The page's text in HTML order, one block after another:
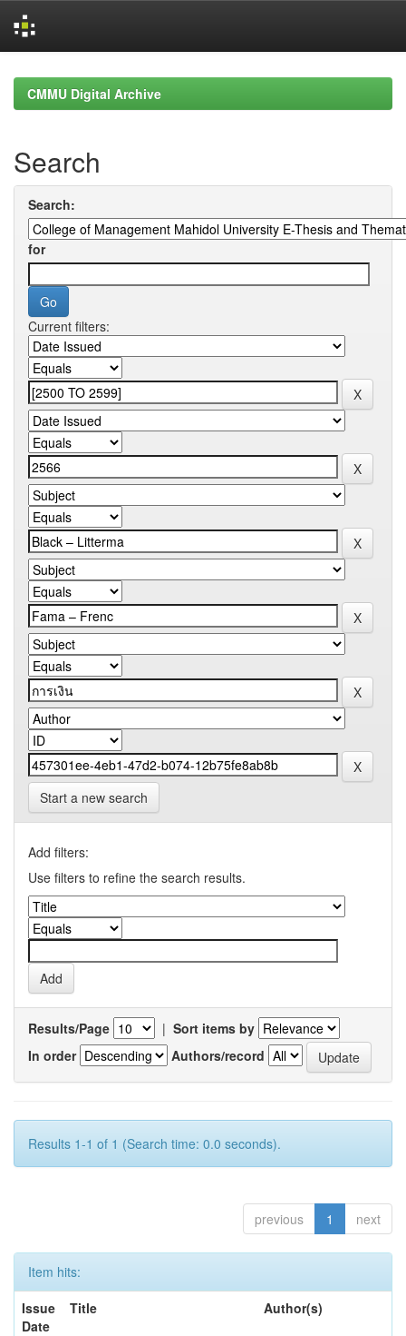
navigationCMMU Digital Archive
Search
Search:
for
Current filters:
Start a new search
Add filters:
Use filters to refine the search results.
Results/Page | Sort items by
In order
Authors/record
Results 1-1 of 1 (Search time: 0.0 seconds).
previous 1 next
Item hits:
Issue
Date
Title Author(s)